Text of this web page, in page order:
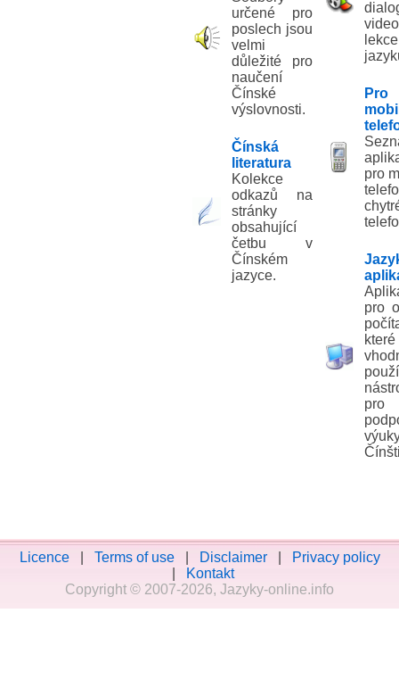
určené pro
poslech jsou
velmi
důležité pro
naučení
Čínské
výslovnosti.
Čínská
literatura
Kolekce
odkazů na
stránky
obsahující
četbu v
Čínském
jazyce.
video
lekce
Pro
pro
pro
pro
Licence| Terms of use| Disclaimer|
Privacy policy
Kontakt
Copyright © 2007-2026, Jazyky-online.info